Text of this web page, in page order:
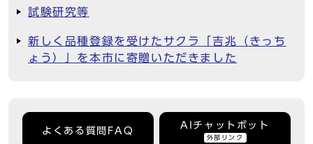
試験研究等
新しく品種登録を受けたサクラ「吉兆（きっち
ょう）」を本市に寄贈いただきました
よくある質問FAQ
AIチャットボット
外部リンク